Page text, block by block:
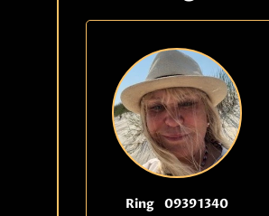
Ring 09391340